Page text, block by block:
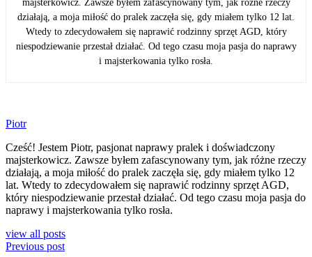
majsterkowicz. Zawsze byłem zafascynowany tym, jak różne rzeczy
działają, a moja miłość do pralek zaczęła się, gdy miałem tylko 12 lat.
Wtedy to zdecydowałem się naprawić rodzinny sprzęt AGD, który
niespodziewanie przestał działać. Od tego czasu moja pasja do naprawy
i majsterkowania tylko rosła.
Piotr
Cześć! Jestem Piotr, pasjonat naprawy pralek i doświadczony
majsterkowicz. Zawsze byłem zafascynowany tym, jak różne rzeczy
działają, a moja miłość do pralek zaczęła się, gdy miałem tylko 12
lat. Wtedy to zdecydowałem się naprawić rodzinny sprzęt AGD,
który niespodziewanie przestał działać. Od tego czasu moja pasja do
naprawy i majsterkowania tylko rosła.
view all posts
Previous post